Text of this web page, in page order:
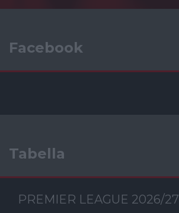
Facebook
Tabella
PREMIER LEAGUE 2026/27